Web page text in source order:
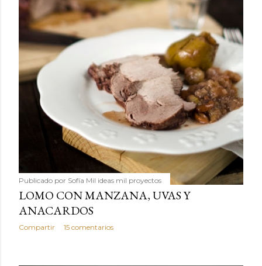
Publicado por Sofía Mil ideas mil proyectos
LOMO CON MANZANA, UVAS Y
ANACARDOS
Compartir 15 comentarios